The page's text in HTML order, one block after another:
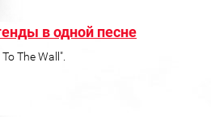
в одной песне
The Wall".